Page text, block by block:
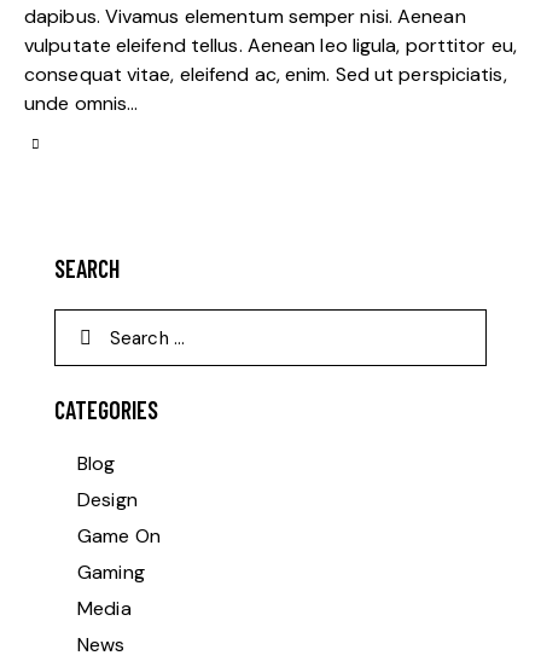
dapibus. Vivamus elementum semper nisi. Aenean
vulputate eleifend tellus. Aenean leo ligula, porttitor eu,
consequat vitae, eleifend ac, enim. Sed ut perspiciatis,
unde omnis…
SEARCH
CATEGORIES
Blog
Design
Game On
Gaming
Media
News